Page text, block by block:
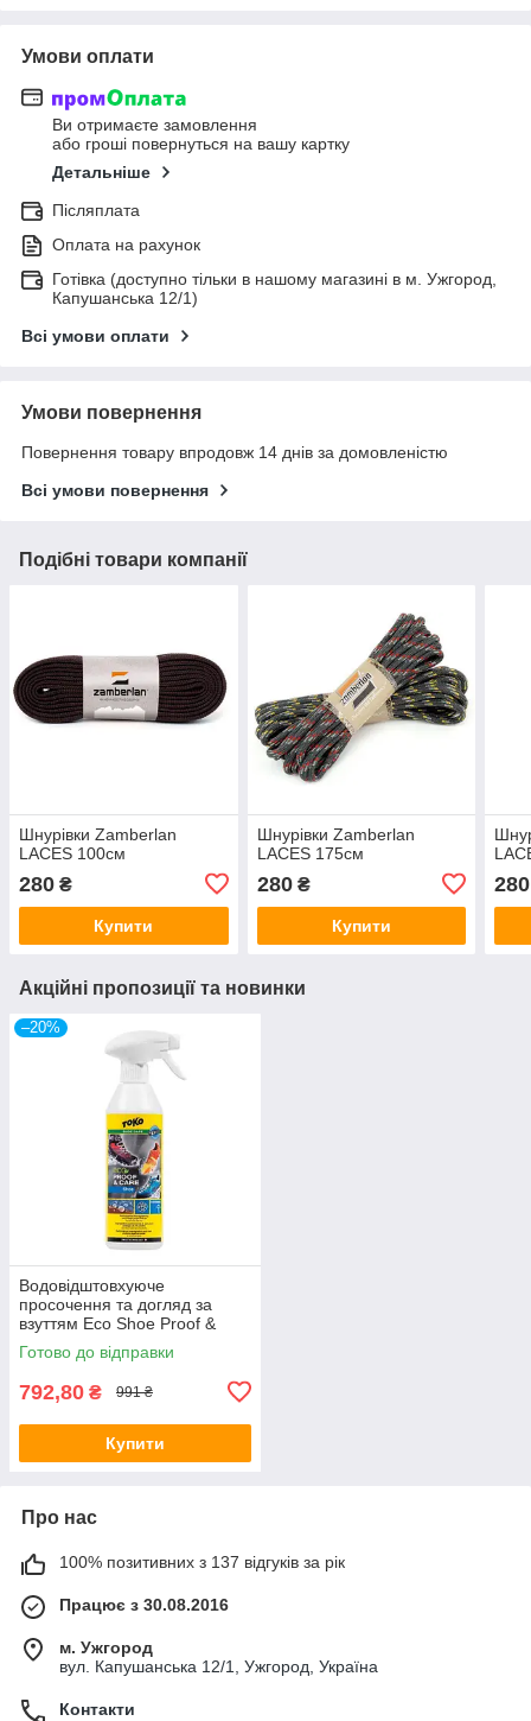
Умови оплати
Ви отримаєте замовлення
або гроші повернуться на вашу картку
Детальніше
Післяплата
Оплата на рахунок
Готівка (доступно тільки в нашому магазині в м. Ужгород,
Капушанська 12/1)
Всі умови оплати
Умови повернення
Повернення товару впродовж 14 днів за домовленістю
Всі умови повернення
Подібні товари компанії
Шнурівки Zamberlan
LACES 100см
280 ₴
Купити
Шнурівки Zamberlan
LACES 175см
280₴
Купити
280
Акційні пропозиції та новинки
–20%
Водовідштовхуюче
просочення та догляд за
взуттям Eco Shoe Proof &
Care 500ml
Готово до відправки
792,80 ₴ 991 ₴
Купити
Про нас
100% позитивних з 137 відгуків за рік
Працює з 30.08.2016
м. Ужгород
вул. Капушанська 12/1, Ужгород, Україна
Контакти